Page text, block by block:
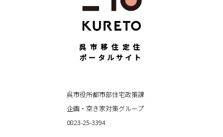
呉市移住定住
ポータルサイト
呉市役所都市部住宅政策課
企画・空き家対策グループ
0823-25-3394